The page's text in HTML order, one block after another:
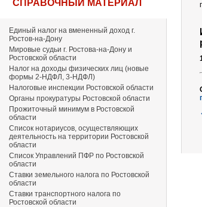
СПРАВОЧНЫЙ МАТЕРИАЛ
Единый налог на вмененный доход г.
Ростов-на-Дону
Мировые судьи г. Ростова-на-Дону и
Ростовской области
Налог на доходы физических лиц (новые
формы 2-НДФЛ, 3-НДФЛ)
Налоговые инспекции Ростовской области
Органы прокуратуры Ростовской области
Прожиточный минимум в Ростовской
области
Список нотариусов, осуществляющих
деятельность на территории Ростовской
области
Список Управлений ПФР по Ростовской
области
Ставки земельного налога по Ростовской
области
Ставки транспортного налога по
Ростовской области